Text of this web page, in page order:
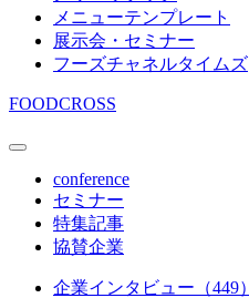
メニューテンプレート
展示会・セミナー
フーズチャネルタイムズ
FOODCROSS
conference
セミナー
特集記事
協賛企業
企業インタビュー（449）